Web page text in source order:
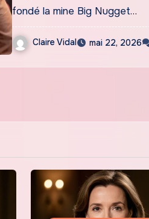
fondé la mine Big Nugget…
Claire Vidal mai 22, 2026